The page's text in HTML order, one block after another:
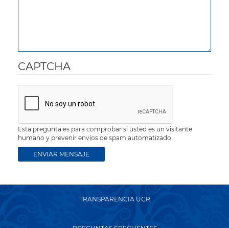
CAPTCHA
Esta pregunta es para comprobar si usted es un visitante
humano y prevenir envíos de spam automatizado.
TRANSPARENCIA UCR